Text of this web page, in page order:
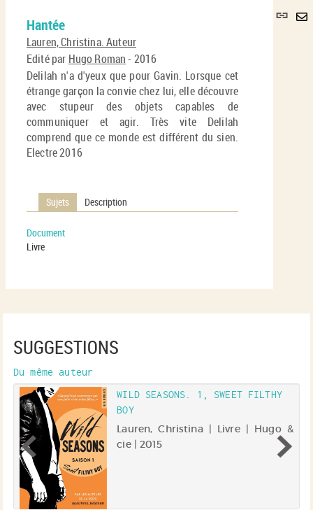
Lien
Hantée
Lauren, Christina. Auteur
Edité par Hugo Roman- 2016
Delilah n'a d'yeux que pour Gavin. Lorsque cet
étrange garçon la convie chez lui, elle découvre
avec stupeur des objets capables de
communiquer et agir. Très vite Delilah
comprend que ce monde est différent du sien.
Electre 2016
Sujets Description
Document
Livre
SUGGESTIONS
Du même auteur
WILD SEASONS. 1, SWEET FILTHY
BOY
Lauren, Christina | Livre | Hugo &
cie | 2015